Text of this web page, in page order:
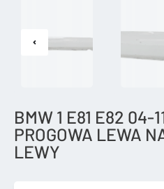
BMW 1 E81 E82 04-
PROGOWA LEWA
LEWY